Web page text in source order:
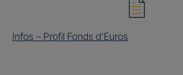
Infos – Profil Fonds d’Euros